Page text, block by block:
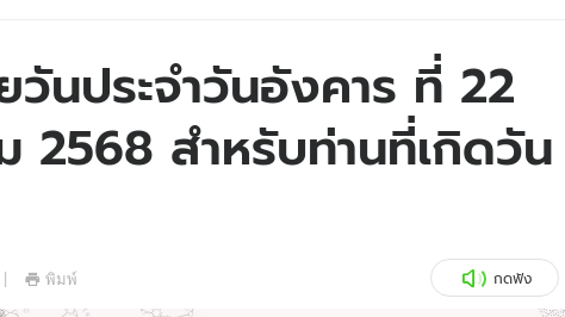
สถิติหวยไทย
หวยลาว
ผู้ชาย
วัยรุ่น
ไอที
เที่ยว-กิน
Tasteful Thailand
นประจำวันอังคาร ที่ 22
2568 สำหรับท่านที่เกิดวัน
พิมพ์ กดฟัง